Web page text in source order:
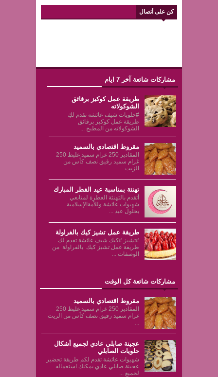
كن على أتصال
مشاركات شائعة آخر 7 ايام
طريقة عمل كوكيز برقائق
الشوكولاته
#حلويات شيف عائشة نقدم لكِ
طريقة عمل كوكيز برقائق
الشوكولاته من المطبخ ...
مقروط اقتصادي بالسميد
المقادير 250 غرام سميد غليظ 250
غرام سميد رقيق نصف كأس من
الزيت ...
تهنئة بمناسبة عيد الفطر المبارك
أتقدم بالتهنئة العطرة لمتابعي
شهيوات عائشة وللأمةالإسلامية
بحلول عيد ...
طريقة عمل تشيز كيك بالفراولة
#تشيز #كيك شيف عائشة تقدم لك
طريقة عمل تشيز كيك بالفراولة من
الوصفات ...
مشاركات شائعة كل الوقت
مقروط اقتصادي بالسميد
المقادير 250 غرام سميد غليظ 250
غرام سميد رقيق نصف كأس من الزيت
...
عجينة صابلي عادي لجميع أشكال
حلويات الصابلي
شهيوات عائشة تقدم لكم طريقة تحضير
عجينة صابلي عادي يمكنك استعماله
لجميع ...